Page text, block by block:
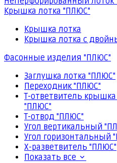
Крышка лотка "ПЛЮС"
Крышка лотка
Крышка лотка с
Фасонные изделия "ПЛЮС"
Заглушка лотка "ПЛЮС"
Переходник "ПЛЮС"
Т-ответвитель
"ПЛЮС"
Т-отвод "ПЛЮС"
Угол вертикальный
Угол горизонтальный
Х-разветвитель "ПЛЮС"
Показать все